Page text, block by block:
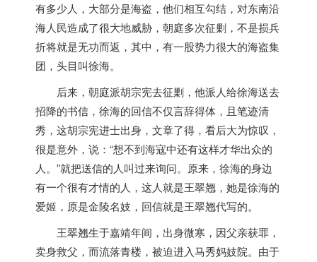
有多少人，大部分是海盗，他们相互勾结，对东南沿
海人民造成了很大地威胁，朝庭多次征剿，不是损兵
折将就是无功而返，其中，有一股势力很大的海盗集
团，头目叫徐海。
后来，朝庭派胡宗宪去征剿，他派人给徐海送去
招降的书信，徐海的回信不仅言辞得体，且笔迹清
秀，这胡宗宪进士出身，文章了得，看后大为惊叹，
很是意外，说：“想不到海寇中还有这样才华出众的
人。”就把送信的人叫过来询问。原来，徐海的身边
有一个很有才情的人，这人就是王翠翘，她是徐海的
爱姬，原是金陵名妓，回信就是王翠翘代写的。
王翠翘生于嘉靖年间，出身微寒，因父亲获罪，
卖身救父，而流落青楼，被迫进入马秀妈妓院。由于